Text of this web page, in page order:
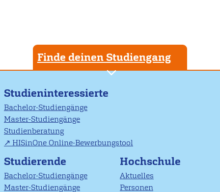
Finde deinen Studiengang
Studieninteressierte
Bachelor-Studiengänge
Master-Studiengänge
Studienberatung
HISinOne Online-Bewerbungstool
Studierende
Bachelor-Studiengänge
Master-Studiengänge
Hochschule
Aktuelles
Personen